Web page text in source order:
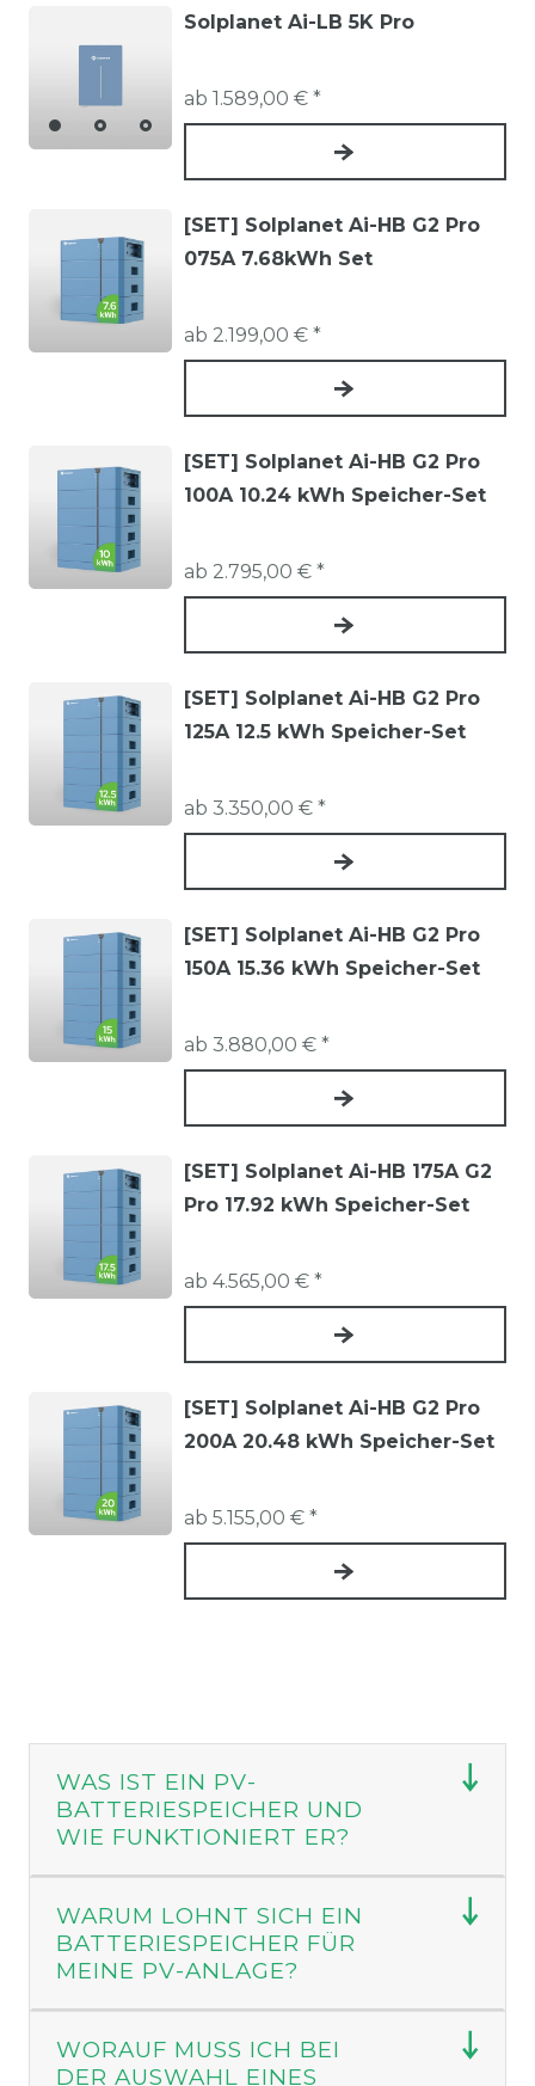
Wirkungsgrad & Qualität
Gute Systeme bieten Effizienzwerte bis zu 95 %.
Hochwertige Lithium-Speicher garantieren lange
Lebensdauer und hohe Zyklenfestigkeit.
Viele moderne Speicher können bei steigendem
Energiebedarf problemlos erweitert werden.
Ideal für Haushalte, die später eine größere PV-
Anlage oder ein E-Auto planen.
Einsatzbereiche für
Batteriespeicher
Batteriespeicher eignen sich sowohl für private
Einfamilienhäuser als auch für gewerbliche
Anwendungen. Besonders effektiv sind sie bei
Haushalten, die tagsüber wenig Strom
verbrauchen, aber abends und nachts höhere
Wärmepumpen und E-Mobilität entstehen große
Einsparpotenziale.
Unser Angebot bei ACTEC Solar
ACTEC Solar bietet eine Auswahl hochwertiger
Batteriespeicher – von kompakten Systemen bis
zu leistungsstarken Speichern mit hoher
Kapazität. Wir unterstützen Sie bei der Auswahl
des passenden Modells, der technischen
Integration und der Planung eines
zukunftssicheren Energiesystems.
Solplanet Ai-LB 5K Pro
ab 1.589,00 € *
[SET] Solplanet Ai-HB G2 Pro
075A 7.68kWh Set
ab 2.199,00 € *
[SET] Solplanet Ai-HB G2 Pro
100A 10.24 kWh Speicher-Set
ab 2.795,00 € *
[SET] Solplanet Ai-HB G2 Pro
125A 12.5 kWh Speicher-Set
ab 3.350,00 € *
[SET] Solplanet Ai-HB G2 Pro
150A 15.36 kWh Speicher-Set
ab 3.880,00 € *
[SET] Solplanet Ai-HB 175A G2
Pro 17.92 kWh Speicher-Set
ab 4.565,00 € *
[SET] Solplanet Ai-HB G2 Pro
200A 20.48 kWh Speicher-Set
ab 5.155,00 € *
WAS IST EIN PV-
BATTERIESPEICHER UND
WIE FUNKTIONIERT ER?
WARUM LOHNT SICH EIN
BATTERIESPEICHER FÜR
MEINE PV-ANLAGE?
WORAUF MUSS ICH BEI
DER AUSWAHL EINES